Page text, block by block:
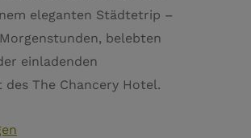
eleganten Städtetrip –
belebten
einladenden
The Chancery Hotel.